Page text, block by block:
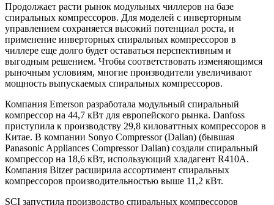
Продолжает расти рынок модульных чиллеров на базе
спиральных компрессоров. Для моделей с инверторным
управлением сохраняется высокий потенциал роста, и
применение инверторных спиральных компрессоров в
чиллере еще долго будет оставаться перспективным и
выгодным решением. Чтобы соответствовать изменяющимся
рыночным условиям, многие производители увеличивают
мощность выпускаемых спиральных компрессоров.
Компания Emerson разработала модульный спиральный
компрессор на 44,7 кВт для европейского рынка. Danfoss
приступила к производству 29,8 киловаттных компрессоров в
Китае. В компании Sonyo Compressor (Dalian) (бывшая
Panasonic Appliances Compressor Dalian) создали спиральный
компрессор на 18,6 кВт, использующий хладагент R410A.
Компания Bitzer расширила ассортимент спиральных
компрессоров производительностью выше 11,2 кВт.
SCI запустила производство спиральных компрессоров